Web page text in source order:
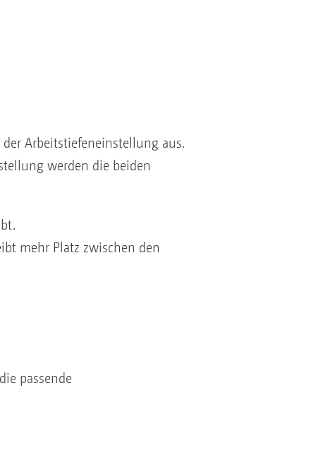
Arbeitstiefeneinstellung aus.
werden die beiden
mehr Platz zwischen den
passende